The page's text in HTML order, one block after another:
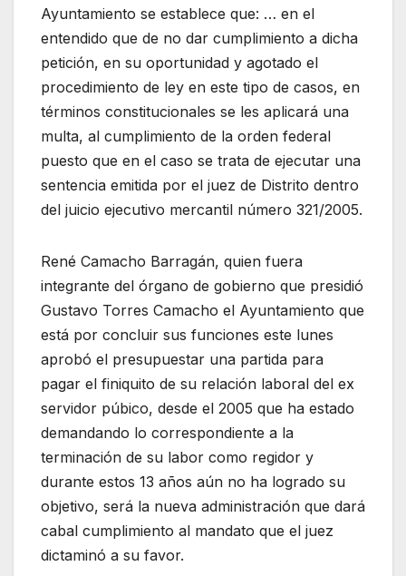
Ayuntamiento se establece que: … en el
entendido que de no dar cumplimiento a dicha
petición, en su oportunidad y agotado el
procedimiento de ley en este tipo de casos, en
términos constitucionales se les aplicará una
multa, al cumplimiento de la orden federal
puesto que en el caso se trata de ejecutar una
sentencia emitida por el juez de Distrito dentro
del juicio ejecutivo mercantil número 321/2005.
René Camacho Barragán, quien fuera
integrante del órgano de gobierno que presidió
Gustavo Torres Camacho el Ayuntamiento que
está por concluir sus funciones este lunes
aprobó el presupuestar una partida para
pagar el finiquito de su relación laboral del ex
servidor púbico, desde el 2005 que ha estado
demandando lo correspondiente a la
terminación de su labor como regidor y
durante estos 13 años aún no ha logrado su
objetivo, será la nueva administración que dará
cabal cumplimiento al mandato que el juez
dictaminó a su favor.